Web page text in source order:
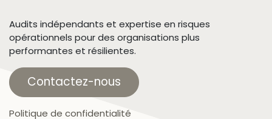
Audits indépendants et expertise en risques
opérationnels pour des organisations plus
performantes et résilientes.
Contactez-nous
Politique de confidentialité